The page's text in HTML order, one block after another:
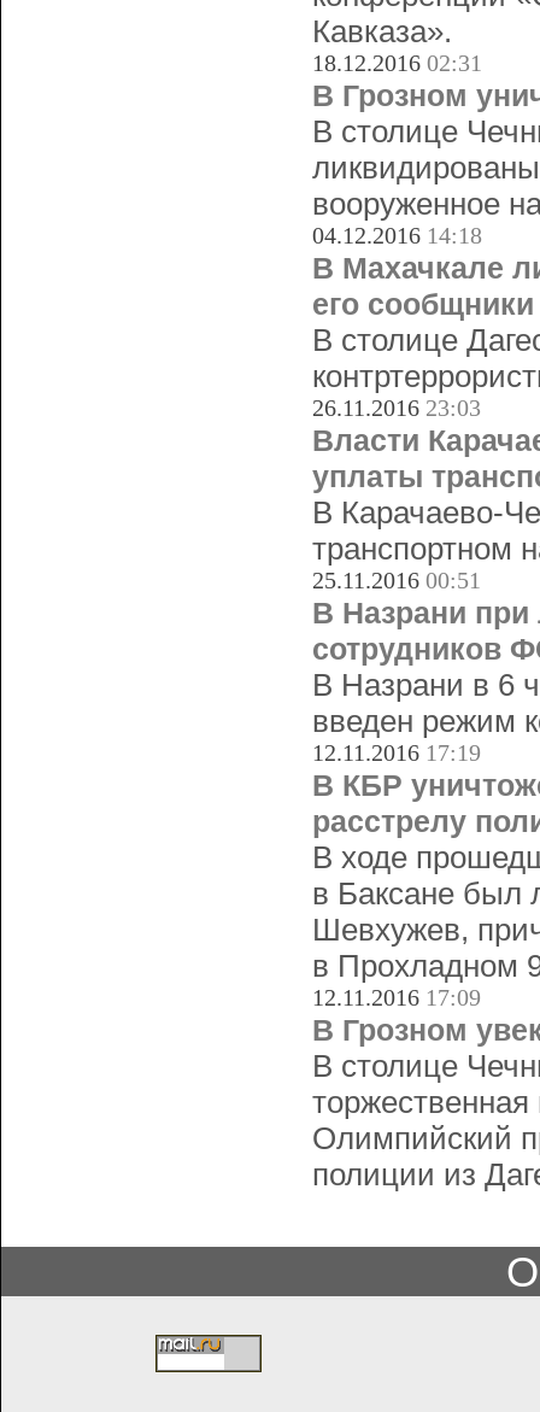
Кавказа».
18.12.2016 02:31
В Грозном
В столице
вооруженное
04.12.2016 14:18
В Махачкале
его сообщники
В столице
26.11.2016 23:03
Власти
уплаты
В Карачаево-
транспортном
25.11.2016 00:51
В Назрани при
сотрудников
В Назрани в 6
введен режим
12.11.2016 17:19
В КБР
расстрелу
В ходе
в Баксане был
Шевхужев,
в Прохладном
12.11.2016 17:09
В Грозном
В столице
Олимпийский
полиции из
О